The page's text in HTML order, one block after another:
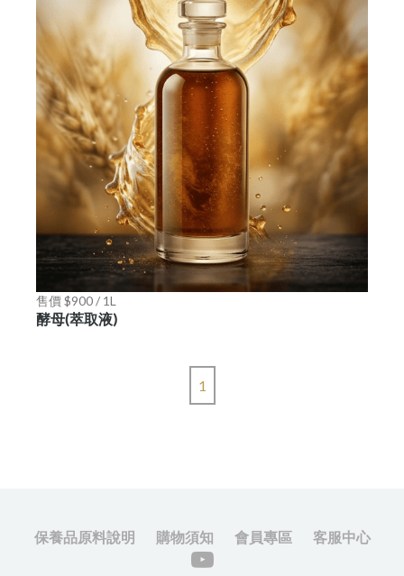
售價 $900 / 1L
酵母(萃取液)
1
保養品原料說明 購物須知 會員專區 客服中心